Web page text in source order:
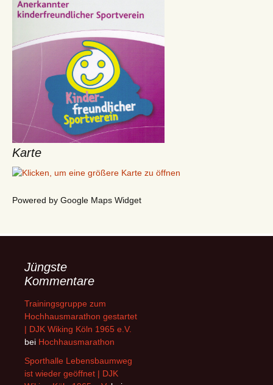
Karte
Powered by Google Maps Widget
Jüngste
Kommentare
Trainingsgruppe zum
Hochhausmarathon gestartet
| DJK Wiking Köln 1965 e.V.
bei Hochhausmarathon
Sporthalle Lebensbaumweg
ist wieder geöffnet | DJK